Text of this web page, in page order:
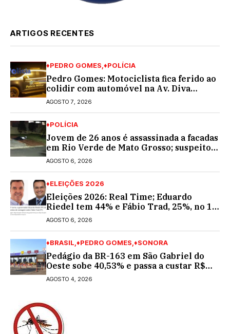
ARTIGOS RECENTES
♦PEDRO GOMES ♦POLÍCIA
Pedro Gomes: Motociclista fica ferido ao
colidir com automóvel na Av. Diva
Araújo; ele não tinha CNH
AGOSTO 7, 2026
♦POLÍCIA
Jovem de 26 anos é assassinada a facadas
em Rio Verde de Mato Grosso; suspeito é
procurado
AGOSTO 6, 2026
♦ELEIÇÕES 2026
Eleições 2026: Real Time; Eduardo
Riedel tem 44% e Fábio Trad, 25%, no 1º
turno para o governo do MS
AGOSTO 6, 2026
♦BRASIL ♦PEDRO GOMES ♦SONORA
Pedágio da BR-163 em São Gabriel do
Oeste sobe 40,53% e passa a custar R$
10,70 a partir desta quarta-feira
AGOSTO 4, 2026